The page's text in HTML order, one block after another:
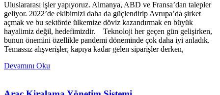
Uluslararası işler yapıyoruz. Almanya, ABD ve Fransa’dan talepler
geliyor. 2022’de ekibimizi daha da güçlendirip Avrupa’da şirket
açmak ve bu sektörde ülkemize döviz kazandırmak en büyük
hayalimiz değil, hedefimizdir. Teknoloji her geçen gün gelişirken,
bunun önemini özellikle pandemi döneminde çok daha iyi anladık.
Temassız alışverişler, kapıya kadar gelen siparişler derken,
Devamını Oku